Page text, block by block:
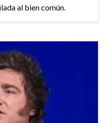
al bien común.